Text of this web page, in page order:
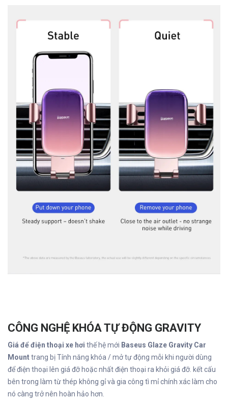
CÔNG NGHỆ KHÓA TỰ ĐỘNG GRAVITY
Giá để điện thoại xe hơi thế hệ mới Baseus Glaze Gravity Car
Mounttrang bị Tính năng khóa / mở tự động mỗi khi người dùng
để điện thoại lên giá đỡ hoặc nhất điện thoại ra khỏi giá đỡ. kết cấu
bên trong làm từ thép không gỉ và gia công tì mỉ chính xác làm cho
nó càng trở nên hoàn hảo hơn.